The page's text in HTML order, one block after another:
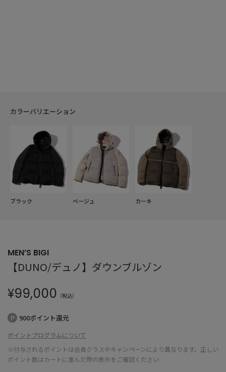
カラーバリエーション
ブラック ベージュ カーキ
MEN’S BIGI
【DUNO/デュノ】ダウンブルゾン
¥99,000 （税込）
900ポイント還元
ポイントプログラムについて
※付与されるポイントは会員クラスやキャンペーンにより異なります。正しい
ポイント数はカートに進んだ際の表示をご確認ください